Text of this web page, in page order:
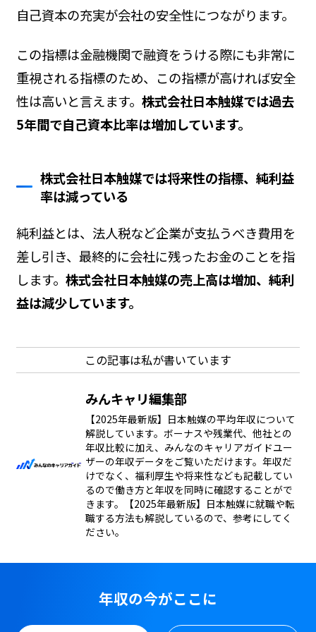
自己資本の充実が会社の安全性につながります。
この指標は金融機関で融資をうける際にも非常に
重視される指標のため、この指標が高ければ安全
性は高いと言えます。 株式会社日本触媒では過去
5年間で自己資本比率は増加しています。
株式会社日本触媒では将来性の指標、純利益
率は減っている
純利益とは、法人税など企業が支払うべき費用を
差し引き、最終的に会社に残ったお金のことを指
します。 株式会社日本触媒の売上高は増加、純利
益は減少しています。
この記事は私が書いています
みんキャリ編集部
【2025年最新版】日本触媒の平均年収について
解説しています。ボーナスや残業代、他社との
年収比較に加え、みんなのキャリアガイドユー
ザーの年収データをご覧いただけます。年収だ
けでなく、福利厚生や将来性なども記載してい
るので働き方と年収を同時に確認することがで
きます。【2025年最新版】日本触媒に就職や転
職する方法も解説しているので、参考にしてく
ださい。
年収の今がここに